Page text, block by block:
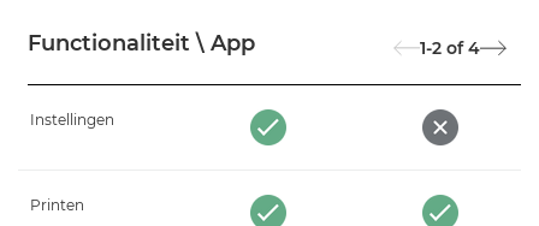
Functionaliteit \ App 1-2 of 4
Instellingen
Printen